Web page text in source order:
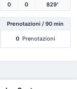
0 0 829'
Prenotazioni / 90 min
0 Prenotazioni